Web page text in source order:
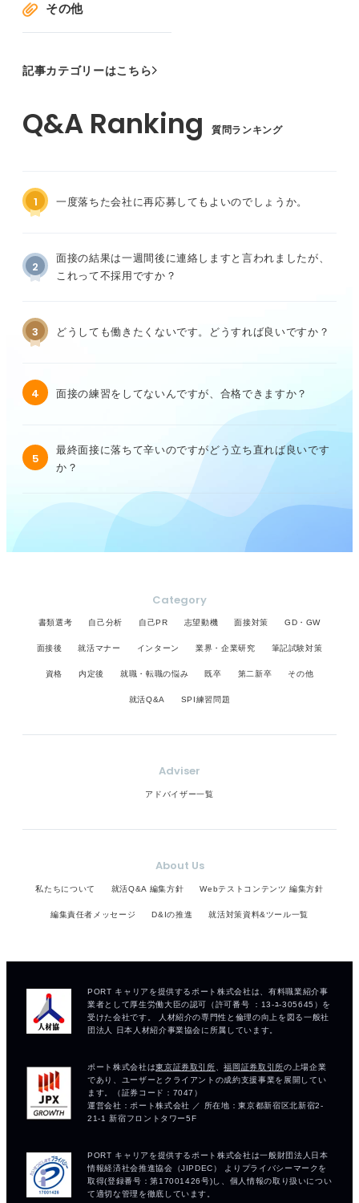
その他
記事カテゴリーはこちら
質問ランキング
1 一度落ちた会社に再応募してもよいのでしょうか。
2
面接の結果は一週間後に連絡しますと言われましたが、
これって不採用ですか？
3 どうしても働きたくないです。どうすれば良いですか？
4 面接の練習をしてないんですが、合格できますか？
5
最終面接に落ちて辛いのですがどう立ち直れば良いです
か？
Category
書類選考 自己分析 自己PR 志望動機 面接対策 GD・GW
面接後 就活マナー インターン 業界・企業研究 筆記試験対策
資格 内定後 就職・転職の悩み 既卒 第二新卒 その他
就活Q&A SPI練習問題
Adviser
アドバイザー一覧
About Us
私たちについて 就活Q&A 編集方針 Webテストコンテンツ 編集方針
編集責任者メッセージ D&Iの推進 就活対策資料&ツール一覧